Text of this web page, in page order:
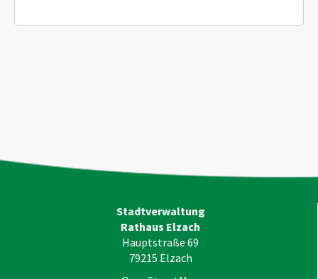
Stadtverwaltung
Rathaus Elzach
Hauptstraße 69
79215 Elzach